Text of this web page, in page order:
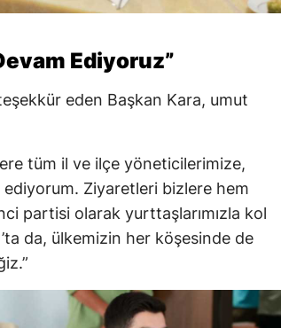
Ediyoruz”
eden Başkan Kara, umut
tüm il ve ilçe yöneticilerimize,
ediyorum. Ziyaretleri bizlere hem
partisi olarak yurttaşlarımızla kol
da, ülkemizin her köşesinde de